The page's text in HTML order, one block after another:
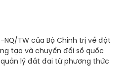
TW của Bộ Chính trị về đột
tạo và chuyển đổi số quốc
lý đất đai từ phương thức